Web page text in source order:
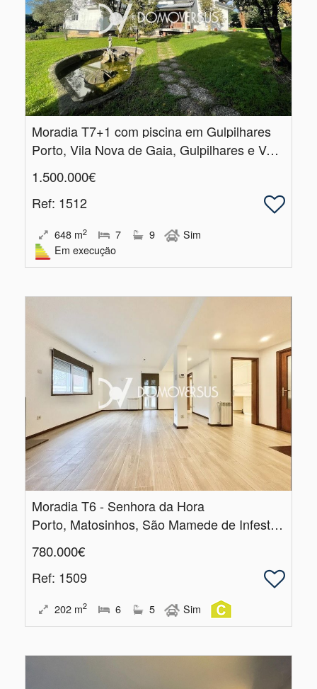
Moradia T7+1 com piscina em Gulpilhares
Porto, Vila Nova de Gaia, Gulpilhares e Valadares
1.500.000€
Ref: 1512
648 m2 7 9
Sim
Em execução
Moradia T6 - Senhora da Hora
Porto, Matosinhos, São Mamede de Infesta e Senhora da Hora
780.000€
Ref: 1509
202 m2 6 5 Sim